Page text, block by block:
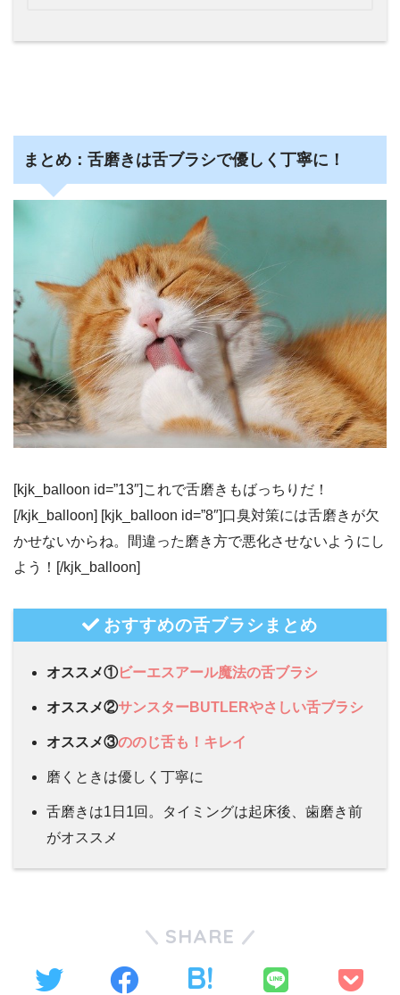
まとめ：舌磨きは舌ブラシで優しく丁寧に！
[kjk_balloon id=”13″]これで舌磨きもばっちりだ！
[/kjk_balloon] [kjk_balloon id=”8″]口臭対策には舌磨きが欠
かせないからね。間違った磨き方で悪化させないようにし
よう！[/kjk_balloon]
おすすめの舌ブラシまとめ
オススメ①ビーエスアール魔法の舌ブラシ
オススメ②サンスターBUTLERやさしい舌ブラシ
オススメ③ののじ舌も！キレイ
磨くときは優しく丁寧に
舌磨きは1日1回。タイミングは起床後、歯磨き前
がオススメ
SHARE